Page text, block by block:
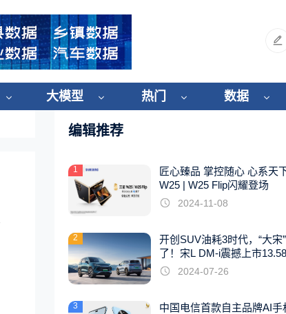
大模型 热门 数据
编辑推荐
1
匠心臻品 掌控随心 心系天
W25 | W25 Flip闪耀登场
2024-11-08
2
开创SUV油耗3时代，“大宋
了！宋L DM-i震撼上市
起
2024-07-26
3
中国电信首款自主品牌AI手